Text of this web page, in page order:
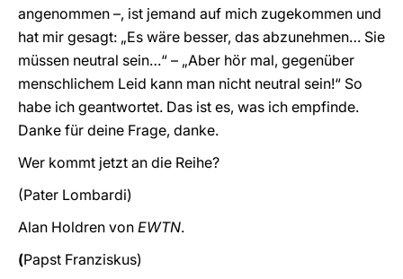
angenommen –, ist jemand auf mich zugekommen und
hat mir gesagt: „Es wäre besser, das abzunehmen… Sie
müssen neutral sein…“ – „Aber hör mal, gegenüber
menschlichem Leid kann man nicht neutral sein!“ So
habe ich geantwortet. Das ist es, was ich empfinde.
Danke für deine Frage, danke.
Wer kommt jetzt an die Reihe?
(Pater Lombardi)
Alan Holdren von EWTN.
(Papst Franziskus)